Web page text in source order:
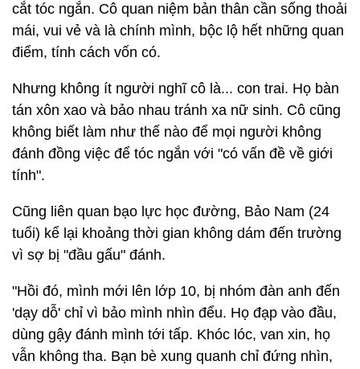
cắt tóc ngắn. Cô quan niệm bản thân cần sống thoải
mái, vui vẻ và là chính mình, bộc lộ hết những quan
điểm, tính cách vốn có.
Nhưng không ít người nghĩ cô là... con trai. Họ bàn
tán xôn xao và bảo nhau tránh xa nữ sinh. Cô cũng
không biết làm như thế nào để mọi người không
đánh đồng việc để tóc ngắn với "có vấn đề về giới
tính".
Cũng liên quan bạo lực học đường, Bảo Nam (24
tuổi) kể lại khoảng thời gian không dám đến trường
vì sợ bị "đầu gấu" đánh.
"Hồi đó, mình mới lên lớp 10, bị nhóm đàn anh đến
'dạy dỗ' chỉ vì bảo mình nhìn đểu. Họ đạp vào đầu,
dùng gậy đánh mình tới tấp. Khóc lóc, van xin, họ
vẫn không tha. Bạn bè xung quanh chỉ đứng nhìn,